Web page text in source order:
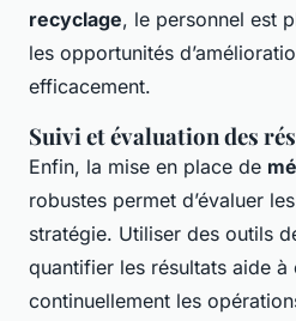
recyclage, le personnel est
les opportunités
efficacement.
Suivi et évaluation des
Enfin, la mise en place de
robustes permet d’évaluer
stratégie. Utiliser des outils
quantifier les résultats aide à
continuellement les